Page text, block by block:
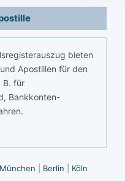
bieten
Apostillen für den
B. für
Bankkonten-
München Berlin Köln